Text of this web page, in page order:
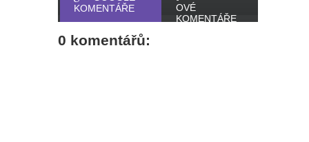
KOMENTÁŘE
OVÉ
KOMENTÁŘE
0 komentářů: